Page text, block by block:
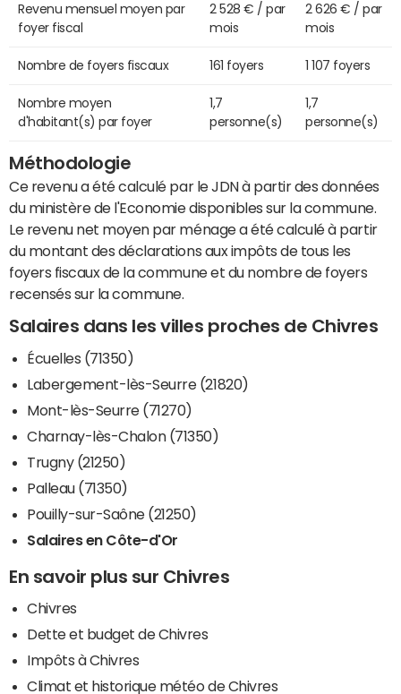
Revenu mensuel moyen par
foyer fiscal
2 528 € / par
mois
2 626 € / par
mois
Nombre de foyers fiscaux 161 foyers 1 107 foyers
Nombre moyen
d'habitant(s) par foyer
1,7
personne(s)
1,7
personne(s)
Méthodologie
Ce revenu a été calculé par le JDN à partir des données
du ministère de l'Economie disponibles sur la commune.
Le revenu net moyen par ménage a été calculé à partir
du montant des déclarations aux impôts de tous les
foyers fiscaux de la commune et du nombre de foyers
recensés sur la commune.
Salaires dans les villes proches de Chivres
Écuelles (71350)
Labergement-lès-Seurre (21820)
Mont-lès-Seurre (71270)
Charnay-lès-Chalon (71350)
Trugny (21250)
Palleau (71350)
Pouilly-sur-Saône (21250)
Salaires en Côte-d'Or
En savoir plus sur Chivres
Chivres
Dette et budget de Chivres
Impôts à Chivres
Climat et historique météo de Chivres